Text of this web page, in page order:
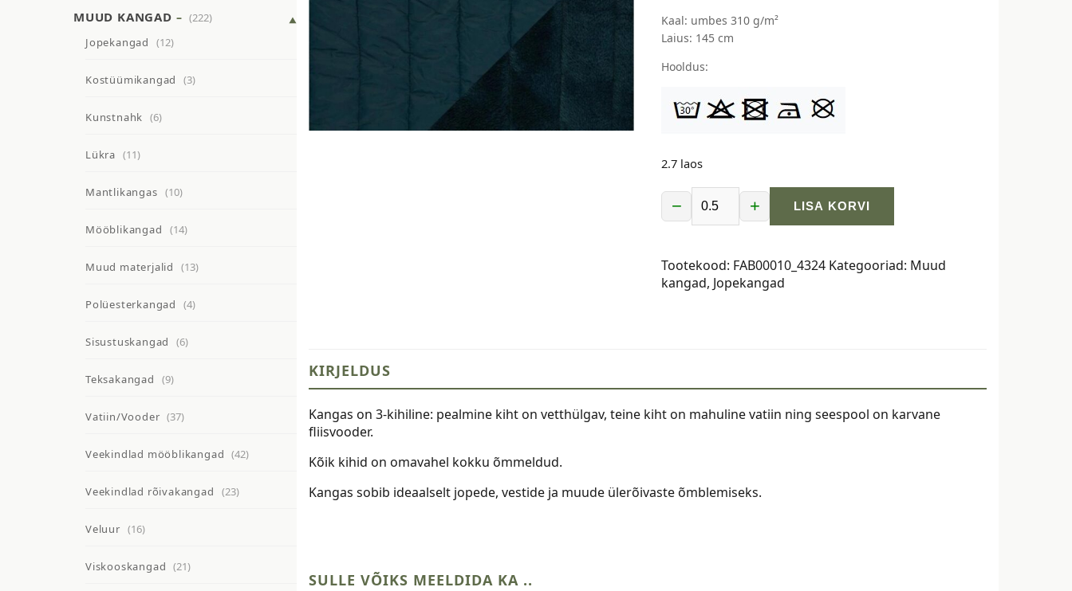
MUUD KANGAD
(222)
Jopekangad
(12)
Kostüümikangad (3)
Kunstnahk (6)
Lükra (11)
Mantlikangas (10)
Mööblikangad (14)
Muud materjalid (13)
Polüesterkangad (4)
Sisustuskangad (6)
Teksakangad (9)
Vatiin/Vooder (37)
Veekindlad mööblikangad (42)
Veekindlad rõivakangad (23)
Veluur (16)
Viskooskangad (21)
Kaal: umbes 310 g/m²
Laius: 145 cm
Hooldus:
2.7 laos
−
Tepitud
jopekangas
petrol
kogus
+ LISA KORVI
Tootekood: FAB00010_4324 Kategooriad: Muud
kangad, Jopekangad
KIRJELDUS
Kangas on 3-kihiline: pealmine kiht on vetthülgav, teine kiht on mahuline vatiin ning seespool on karvane
fliisvooder.
Kõik kihid on omavahel kokku õmmeldud.
Kangas sobib ideaalselt jopede, vestide ja muude ülerõivaste õmblemiseks.
SULLE VÕIKS MEELDIDA KA ..